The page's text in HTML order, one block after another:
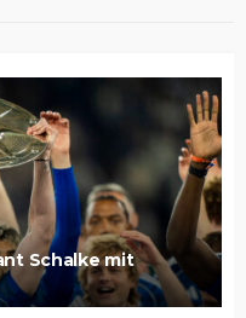
Schalke mit